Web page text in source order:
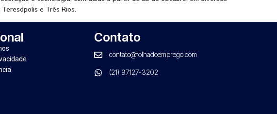
e Três Rios.
Contato
contato@folhadoemprego.com
(21) 97127-3202